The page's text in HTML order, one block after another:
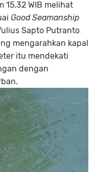
15.32 WIB melihat
Good Seamanship
Sapto Putranto
mengarahkan kapal
itu mendekati
dengan